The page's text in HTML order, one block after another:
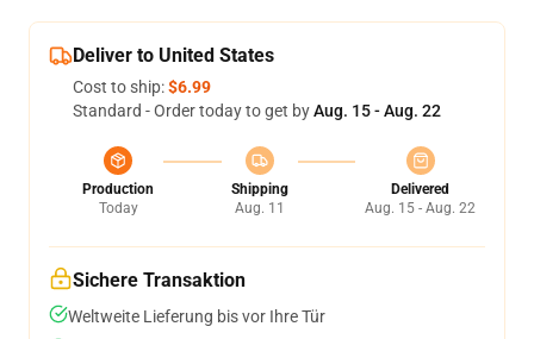
Deliver to United States
Cost to ship:$6.99
Standard - Order today to get byAug. 15 - Aug. 22
Production
Today
Shipping
Aug. 11
Delivered
Aug. 15 - Aug. 22
Sichere Transaktion
Weltweite Lieferung bis vor Ihre Tür